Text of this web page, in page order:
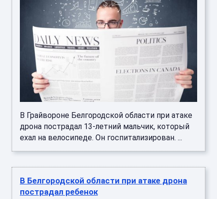
В Грайвороне Белгородской области при атаке
дрона пострадал 13-летний мальчик, который
ехал на велосипеде. Он госпитализирован. ...
В Белгородской области при атаке дрона
пострадал ребенок